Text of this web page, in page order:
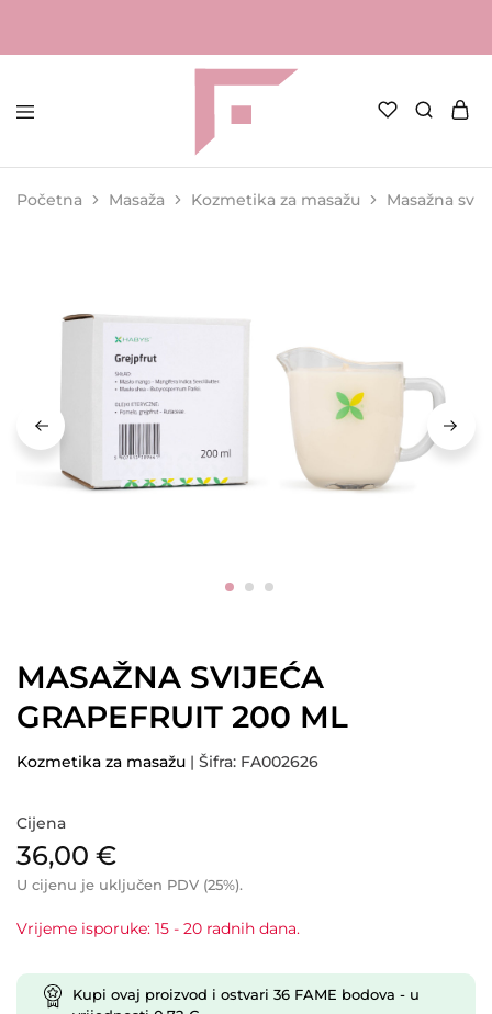
FAME
Profesionalna
za
kozmetičke
Početna Masaža Kozmetika za masažu Masažna
MASAŽNA SVIJEĆA
GRAPEFRUIT 200 ML
Kozmetika za masažu | Šifra: FA002626
Cijena
36,00 €
U cijenu je uključen PDV (25%).
Vrijeme isporuke: 15 - 20 radnih dana.
Kupi ovaj proizvod i ostvari 36 FAME bodova - u